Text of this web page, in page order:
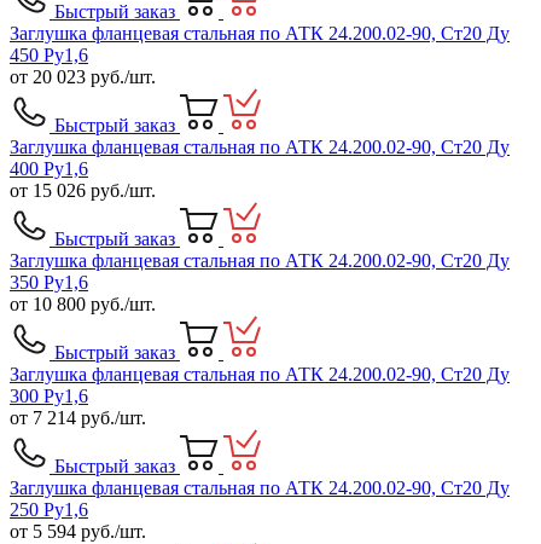
Быстрый заказ
Заглушка фланцевая стальная по АТК 24.200.02-90, Ст20 Ду
450 Ру1,6
от 20 023 руб./шт.
Быстрый заказ
Заглушка фланцевая стальная по АТК 24.200.02-90, Ст20 Ду
400 Ру1,6
от 15 026 руб./шт.
Быстрый заказ
Заглушка фланцевая стальная по АТК 24.200.02-90, Ст20 Ду
350 Ру1,6
от 10 800 руб./шт.
Быстрый заказ
Заглушка фланцевая стальная по АТК 24.200.02-90, Ст20 Ду
300 Ру1,6
от 7 214 руб./шт.
Быстрый заказ
Заглушка фланцевая стальная по АТК 24.200.02-90, Ст20 Ду
250 Ру1,6
от 5 594 руб./шт.